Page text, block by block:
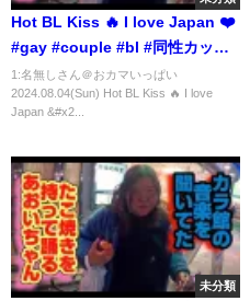
Hot BL Kiss 🔥 I love Japan ❤️
#gay #couple #bl #同性カップ
ル #blfan #lgbtq
1:名無しさん＠おカマいっぱい
2024.08.04(Sun) Hot BL Kiss 🔥 I love
Japan &#x2...
未分類